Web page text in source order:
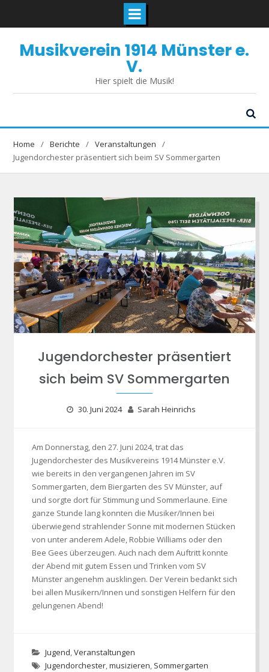
contentMusikverein 1914 Münster e.
V.
Hier spielt die Musik!
Home Berichte
Veranstaltungen
Jugendorchester präsentiert sich beim SV Sommergarten
Jugendorchester präsentiert
sich beim SV Sommergarten
30. Juni 2024 Sarah Heinrichs
Am Donnerstag, den 27. Juni 2024, trat das
Jugendorchester des Musikvereins 1914 Münster e.V.
wie bereits in den vergangenen Jahren im SV
Sommergarten, dem Biergarten des SV Münster, auf
und sorgte dort für Stimmung und Sommerlaune. Eine
ganze Stunde lang konnten die Musiker/Innen bei
überwiegend strahlender Sonne mit modernen Stücken
von unter anderem Adele, Robbie Williams oder den
Bee Gees überzeugen. Auch nach dem Auftritt konnte
der Abend mit gutem Essen und Trinken vom SV
Münster angenehm ausklingen. Der Verein bedankt sich
bei allen Musikern/Innen und sonstigen Helfern für den
gelungenen Abend!
Jugend,Veranstaltungen
Jugendorchester,musizieren, Sommergarten